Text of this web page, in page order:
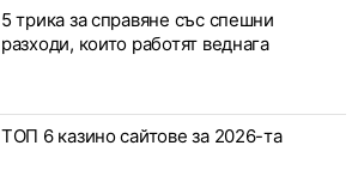
5 трика за справяне със спешни
разходи, които работят веднага
ТОП 6 казино сайтове за 2026-та